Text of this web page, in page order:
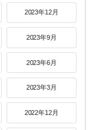
2023年12月
2023年9月
2023年6月
2023年3月
2022年12月